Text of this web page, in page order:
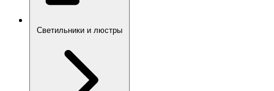
Светильники и люстры